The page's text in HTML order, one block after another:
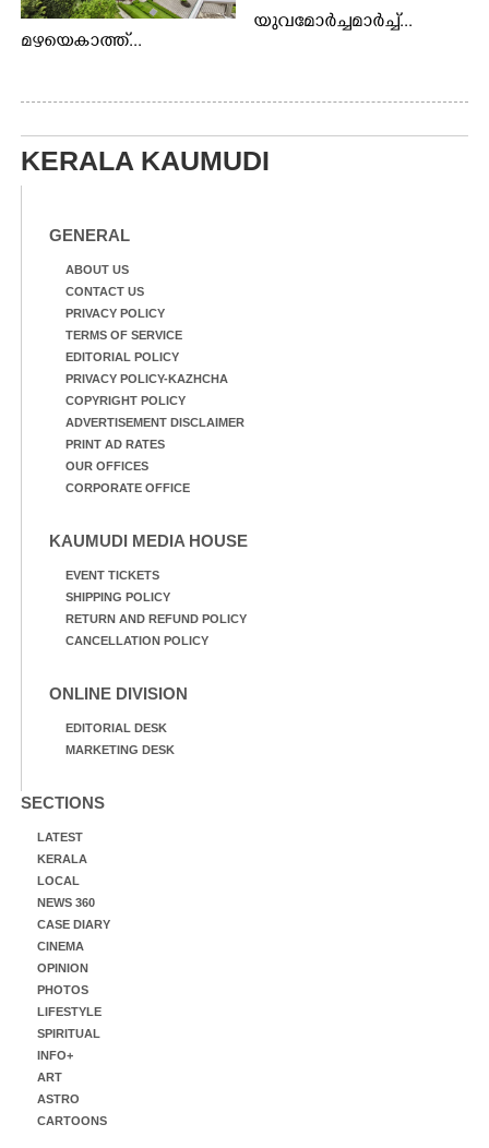
മഴയെകാത്ത്...
യുവമോർച്ചമാർച്ച്...
KERALA KAUMUDI
GENERAL
ABOUT US
CONTACT US
PRIVACY POLICY
TERMS OF SERVICE
EDITORIAL POLICY
PRIVACY POLICY-KAZHCHA
COPYRIGHT POLICY
ADVERTISEMENT DISCLAIMER
PRINT AD RATES
OUR OFFICES
CORPORATE OFFICE
KAUMUDI MEDIA HOUSE
EVENT TICKETS
SHIPPING POLICY
RETURN AND REFUND POLICY
CANCELLATION POLICY
ONLINE DIVISION
EDITORIAL DESK
MARKETING DESK
SECTIONS
LATEST
KERALA
LOCAL
NEWS 360
CASE DIARY
CINEMA
OPINION
PHOTOS
LIFESTYLE
SPIRITUAL
INFO+
ART
ASTRO
CARTOONS